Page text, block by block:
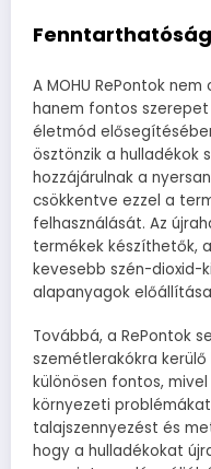
A MOHU RePontok
hanem fontos
életmód
ösztönzik a hulladékok
hozzájárulnak a
csökkentve ezzel a
felhasználását. Az
termékek készíthetők,
kevesebb szén-dioxid-
alapanyagok
Továbbá, a RePontok
szemétlerakókra
különösen fontos,
környezeti
talajszennyezést és
hogy a hulladékokat